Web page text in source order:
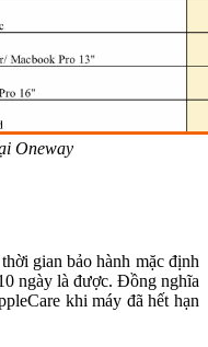
Oneway
gian bảo hành mặc định
ngày là được. Đồng nghĩa
khi máy đã hết hạn